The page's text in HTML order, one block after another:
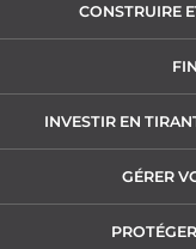
CONSTRUIRE
INVESTIR EN
GÉRER